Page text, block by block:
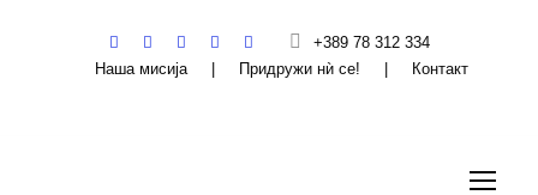
+389 78 312 334
Наша мисија
Придружи нѝ се! Контакт